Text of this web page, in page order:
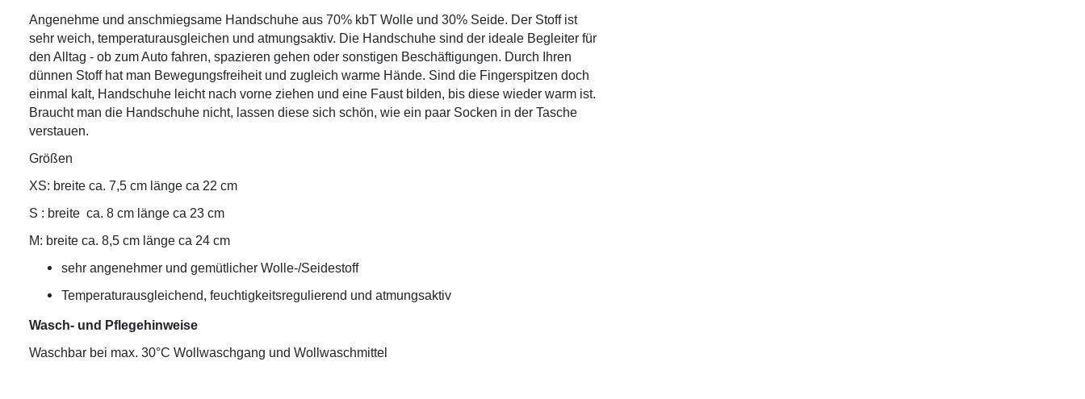
Angenehme und anschmiegsame Handschuhe aus 70% kbT Wolle und 30% Seide. Der Stoff ist
sehr weich, temperaturausgleichen und atmungsaktiv. Die Handschuhe sind der ideale Begleiter für
den Alltag - ob zum Auto fahren, spazieren gehen oder sonstigen Beschäftigungen. Durch Ihren
dünnen Stoff hat man Bewegungsfreiheit und zugleich warme Hände. Sind die Fingerspitzen doch
einmal kalt, Handschuhe leicht nach vorne ziehen und eine Faust bilden, bis diese wieder warm ist.
Braucht man die Handschuhe nicht, lassen diese sich schön, wie ein paar Socken in der Tasche
verstauen.
Größen
XS: breite ca. 7,5 cm länge ca 22 cm
S : breite ca. 8 cm länge ca 23 cm
M: breite ca. 8,5 cm länge ca 24 cm
sehr angenehmer und gemütlicher Wolle-/Seidestoff
Temperaturausgleichend, feuchtigkeitsregulierend und atmungsaktiv
Wasch- und Pflegehinweise
Waschbar bei max. 30°C Wollwaschgang und Wollwaschmittel